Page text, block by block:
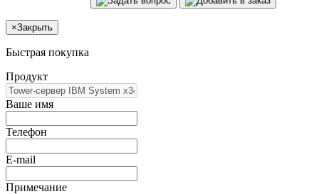
×Закрыть
Быстрая покупка
Продукт
Ваше имя
Телефон
E-mail
Примечание